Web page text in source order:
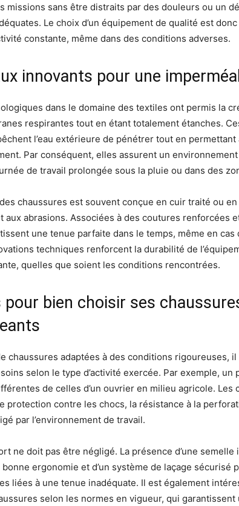
missions sans être distraits par des douleurs ou un
Le choix d’un équipement de qualité est
constante, même dans des conditions adverses.
innovants pour une
dans le domaine des textiles ont permis la
respirantes tout en étant totalement étanches.
l’eau extérieure de pénétrer tout en permettant
Par conséquent, elles assurent un
de travail prolongée sous la pluie ou dans des
chaussures est souvent conçue en cuir traité ou
aux abrasions. Associées à des coutures renforcées
une tenue parfaite dans le temps, même en cas
techniques renforcent la durabilité de
quelles que soient les conditions rencontrées.
pour bien choisir ses
chaussures adaptées à des conditions rigoureuses, il
selon le type d’activité exercée. Par exemple, un
de celles d’un ouvrier en milieu agricole.
protection contre les chocs, la résistance à la
par l’environnement de travail.
ne doit pas être négligé. La présence d’une semelle
ergonomie et d’un système de laçage sécurisé
liées à une tenue inadéquate. Il est également
selon les normes en vigueur, qui garantissent